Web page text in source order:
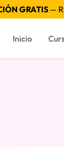
GRATIS—
Inicio